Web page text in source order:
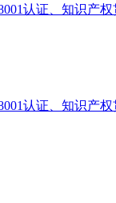
认证、知识
认证、知识